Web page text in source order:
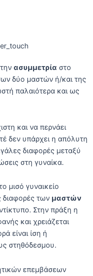
ασυμμετρία στο
δύο μαστών ή/και της
παλαιότερα και ως
και να περνάει
δεν υπάρχει η απόλυτη
διαφορές μεταξύ
στη γυναίκα.
μισό γυναικείο
διαφορές των μαστών
Στην πράξη η
και χρειάζεται
είναι ίση ή
στηθόδεσμου.
επεμβάσεων